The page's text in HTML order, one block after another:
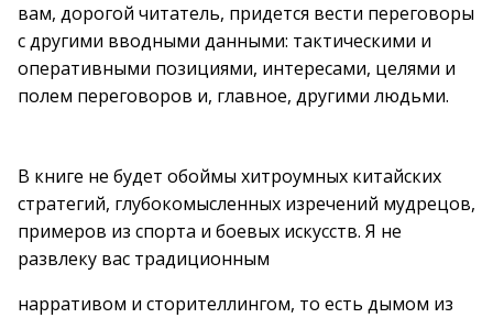
вам, дорогой читатель, придется вести переговоры
с другими вводными данными: тактическими и
оперативными позициями, интересами, целями и
полем переговоров и, главное, другими людьми.
В книге не будет обоймы хитроумных китайских
стратегий, глубокомысленных изречений мудрецов,
примеров из спорта и боевых искусств. Я не
развлеку вас традиционным
нарративом и сторителлингом, то есть дымом из